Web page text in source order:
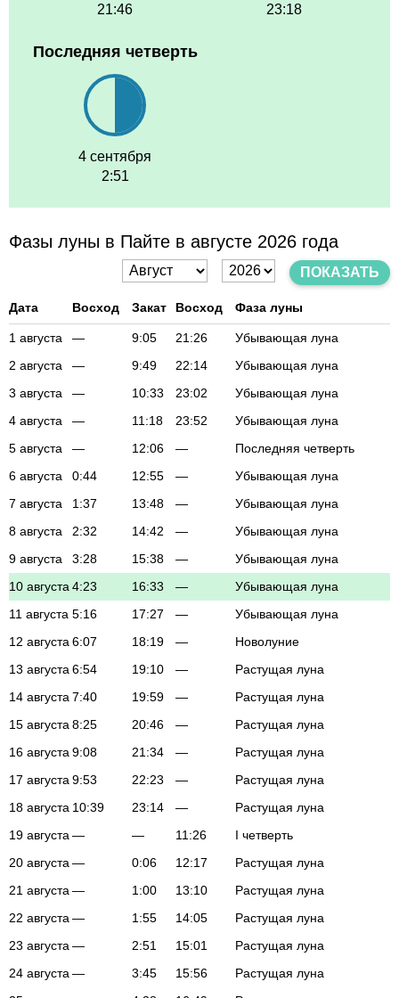
21:46
23:18
Последняя четверть
4 сентября
2:51
Фазы луны в Пайте в августе 2026 года
ПОКАЗАТЬ
Дата Восход Закат Восход Фаза луны
1 августа — 9:05 21:26
Убывающая луна
2 августа
— 9:49 22:14
Убывающая луна
3 августа
— 10:33 23:02
Убывающая луна
4 августа
— 11:18 23:52
Убывающая луна
5 августа
— 12:06 —
Последняя четверть
6 августа
0:44 12:55 —
Убывающая луна
7 августа
1:37 13:48 —
Убывающая луна
8 августа
2:32 14:42 —
Убывающая луна
9 августа
3:28 15:38 —
Убывающая луна
10 августа 4:23 16:33 —
Убывающая луна
11 августа 5:16 17:27 —
Убывающая луна
12 августа 6:07 18:19 —
Новолуние
13 августа 6:54 19:10 —
Растущая луна
14 августа 7:40 19:59 —
Растущая луна
15 августа 8:25 20:46 —
Растущая луна
16 августа 9:08 21:34 —
Растущая луна
17 августа 9:53 22:23 —
Растущая луна
18 августа 10:39 23:14 —
Растущая луна
19 августа — — 11:26
I четверть
20 августа — 0:06 12:17
Растущая луна
21 августа — 1:00 13:10
Растущая луна
22 августа — 1:55 14:05
Растущая луна
23 августа — 2:51 15:01
Растущая луна
24 августа — 3:45 15:56
Растущая луна